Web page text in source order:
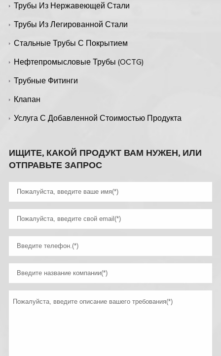
Трубы Из Нержавеющей Стали
Трубы Из Легированной Стали
Стальные Трубы С Покрытием
Нефтепромысловые Трубы (OCTG)
Трубные Фитинги
Клапан
Услуга С Добавленной Стоимостью Продукта
ИЩИТЕ, КАКОЙ ПРОДУКТ ВАМ НУЖЕН, ИЛИ
ОТПРАВЬТЕ ЗАПРОС